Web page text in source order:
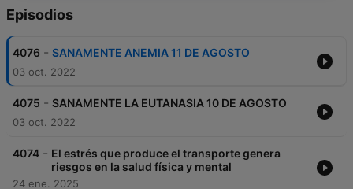
Episodios
4076 - SANAMENTE ANEMIA 11 DE AGOSTO
03 oct. 2022
4075 - SANAMENTE LA EUTANASIA 10 DE AGOSTO
03 oct. 2022
4074 - El estrés que produce el transporte genera
riesgos en la salud física y mental
24 ene. 2025